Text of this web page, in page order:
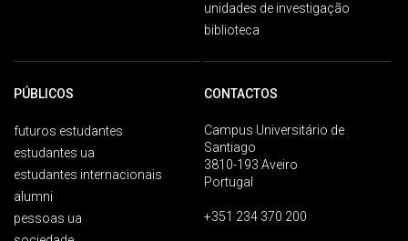
unidades de investigação
biblioteca
PÚBLICOS
futuros estudantes
estudantes ua
estudantes internacionais
alumni
pessoas ua
CONTACTOS
Campus Universitário de
Santiago
3810-193 Aveiro
Portugal
+351 234 370 200